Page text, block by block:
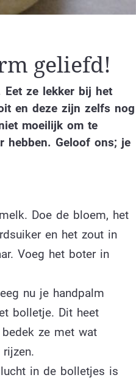
geliefd!
ze lekker bij het
en deze zijn zelfs nog
moeilijk om te
hebben. Geloof ons; je
Doe de bloem, het
en het zout in
Voeg het boter in
nu je handpalm
bolletje. Dit heet
ze met wat
in de bolletjes is